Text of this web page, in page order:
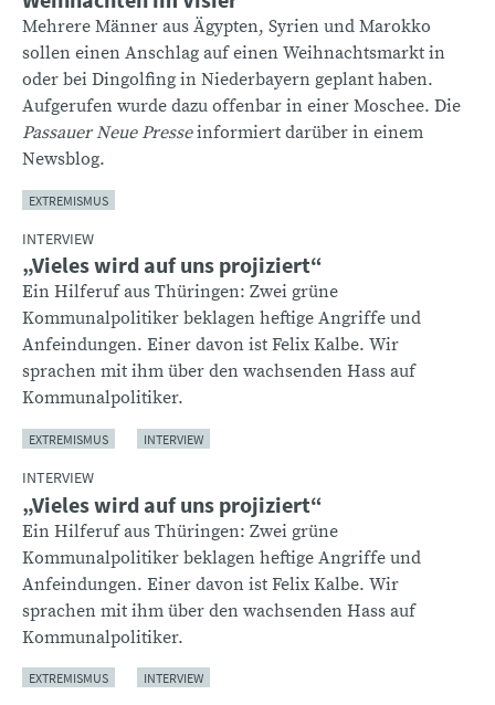
Mehrere Männer aus Ägypten, Syrien und Marokko
sollen einen Anschlag auf einen Weihnachtsmarkt in
oder bei Dingolfing in Niederbayern geplant haben.
Aufgerufen wurde dazu offenbar in einer Moschee. Die
Passauer Neue Presseinformiert darüber in einem
Newsblog.
EXTREMISMUS
INTERVIEW
„Vieles wird auf uns projiziert“
Ein Hilferuf aus Thüringen: Zwei grüne
Kommunalpolitiker beklagen heftige Angriffe und
Anfeindungen. Einer davon ist Felix Kalbe. Wir
sprachen mit ihm über den wachsenden Hass auf
Kommunalpolitiker.
EXTREMISMUS INTERVIEW
INTERVIEW
„Vieles wird auf uns projiziert“
Ein Hilferuf aus Thüringen: Zwei grüne
Kommunalpolitiker beklagen heftige Angriffe und
Anfeindungen. Einer davon ist Felix Kalbe. Wir
sprachen mit ihm über den wachsenden Hass auf
Kommunalpolitiker.
EXTREMISMUS INTERVIEW